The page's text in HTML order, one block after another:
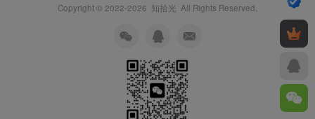
Copyright © 2022-2026 知拾光 All Rights Reserved.